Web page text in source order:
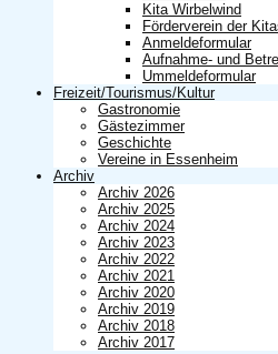
Kita Wirbelwind
Förderverein der
Anmeldeformular
Aufnahme- und
Ummeldeformular
Freizeit/Tourismus/Kultur
Gastronomie
Gästezimmer
Geschichte
Vereine in Essenheim
Archiv
Archiv 2026
Archiv 2025
Archiv 2024
Archiv 2023
Archiv 2022
Archiv 2021
Archiv 2020
Archiv 2019
Archiv 2018
Archiv 2017